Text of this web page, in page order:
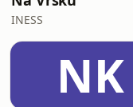
INESS
NK